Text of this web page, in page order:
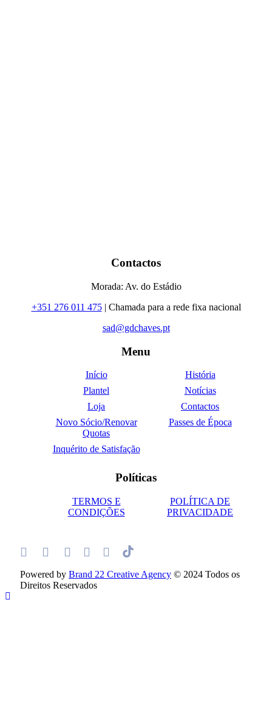
Contactos
Morada: Av. do Estádio
+351 276 011 475| Chamada para a rede fixa nacional
sad@gdchaves.pt
Menu
Início
História
Plantel
Notícias
Loja
Contactos
Novo Sócio/Renovar
Quotas
Passes de Época
Inquérito de Satisfação
Políticas
TERMOS E
CONDIÇÕES
POLÍTICA DE
PRIVACIDADE
Powered by Brand 22 Creative Agency © 2024 Todos os
Direitos Reservados